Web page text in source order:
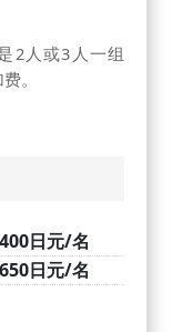
2人或3人一组
。
日元/名
日元/名